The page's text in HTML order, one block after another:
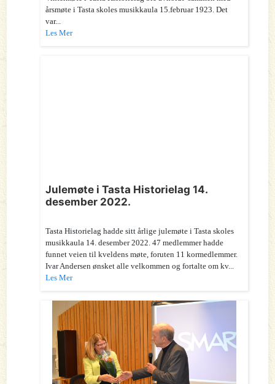
årsmøte i Tasta skoles musikkaula 15.februar 1923. Det
var...
Les Mer
Julemøte i Tasta Historielag 14.
desember 2022.
Tasta Historielag hadde sitt årlige julemøte i Tasta skoles
musikkaula 14. desember 2022. 47 medlemmer hadde
funnet veien til kveldens møte, foruten 11 kormedlemmer.
Ivar Andersen ønsket alle velkommen og fortalte om kv...
Les Mer